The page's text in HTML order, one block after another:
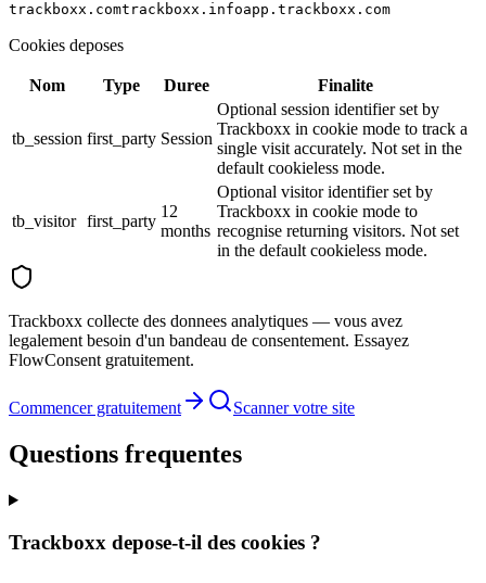
trackboxx.comtrackboxx.infoapp.trackboxx.com
Cookies deposes
Nom Type Duree Finalite
tb_session first_party Session
Optional session identifier set by
Trackboxx in cookie mode to track a
single visit accurately. Not set in the
default cookieless mode.
tb_visitor first_party
12
months
Optional visitor identifier set by
Trackboxx in cookie mode to
recognise returning visitors. Not set
in the default cookieless mode.
Trackboxx collecte des donnees analytiques — vous avez
legalement besoin d'un bandeau de consentement. Essayez
FlowConsent gratuitement.
Commencer gratuitement Scanner votre site
Questions frequentes
Trackboxx depose-t-il des cookies ?